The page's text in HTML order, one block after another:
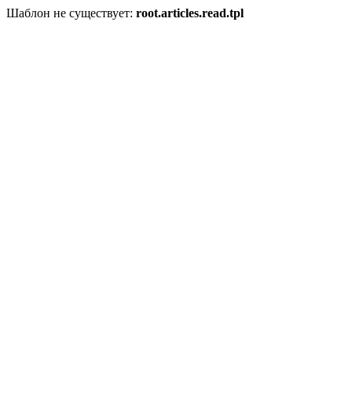
Шаблон не существует: root.articles.read.tpl